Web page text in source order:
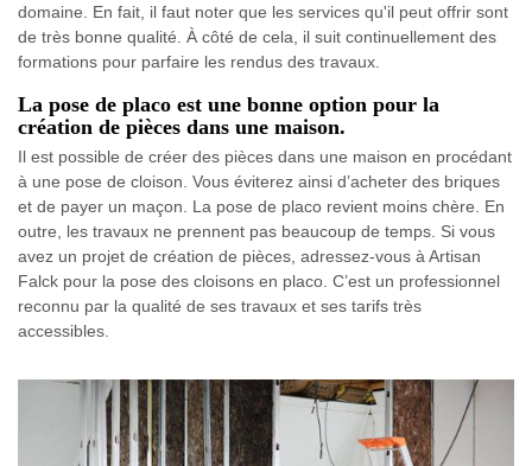
domaine. En fait, il faut noter que les services qu'il peut offrir sont
de très bonne qualité. À côté de cela, il suit continuellement des
formations pour parfaire les rendus des travaux.
La pose de placo est une bonne option pour la
création de pièces dans une maison.
Il est possible de créer des pièces dans une maison en procédant
à une pose de cloison. Vous éviterez ainsi d’acheter des briques
et de payer un maçon. La pose de placo revient moins chère. En
outre, les travaux ne prennent pas beaucoup de temps. Si vous
avez un projet de création de pièces, adressez-vous à Artisan
Falck pour la pose des cloisons en placo. C’est un professionnel
reconnu par la qualité de ses travaux et ses tarifs très
accessibles.